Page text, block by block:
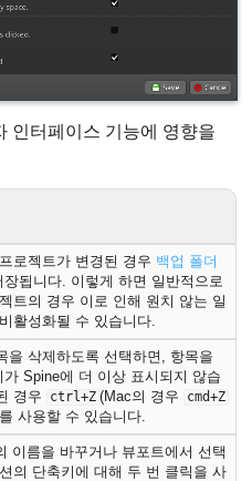
인터페이스 기능에 영향을
로젝트가 변경된 경우 백업 폴더
됩니다. 이렇게 하면 일반적으로
트의 경우 이로 인해 원치 않는 일
활성화될 수 있습니다.
을 삭제하도록 선택하면, 항목을
Spine에 더 이상 표시되지 않습
경우
ctrl+Z (Mac의 경우 cmd+Z
사용할 수 있습니다.
이름을 바꾸거나 뷰포트에서 선택
의 단축키에 대해 두 번 클릭을 사